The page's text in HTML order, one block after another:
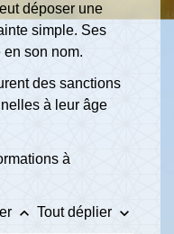
déposer une
simple. Ses
son nom.
des sanctions
à leur âge
à
keyboard_arrow_up Tout déplier keyboard_arrow_down